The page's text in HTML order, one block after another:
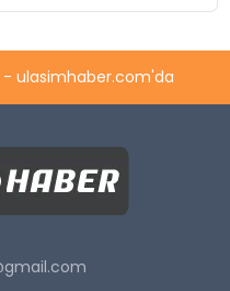
- ulasimhaber.com'da